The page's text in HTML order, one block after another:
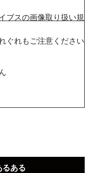
ブスの画像取り扱い規
ぐれもご注意ください
るある